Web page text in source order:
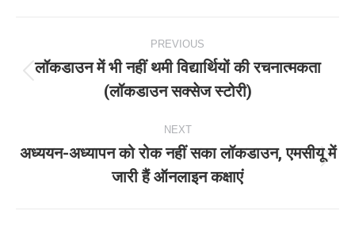
navigation
PREVIOUS
Previous
post:
लॉकडाउन में भी नहीं थमी विद्यार्थियों की रचनात्मकता
(लॉकडाउन सक्सेज स्टोरी)
NEXT
post:
अध्ययन-अध्यापन को रोक नहीं सका लॉकडाउन, एमसीयू में
जारी हैं ऑनलाइन कक्षाएं